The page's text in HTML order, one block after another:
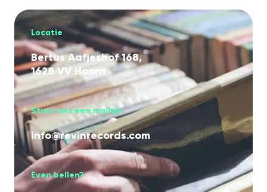
Locatie
Bertus Aafjeshof 168,
1628 VV Hoorn
Stuur ons een mailtje
info@revinrecords.com
Even bellen?